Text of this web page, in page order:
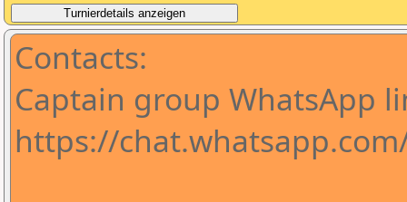
Contacts:
Captain group WhatsApp
https://